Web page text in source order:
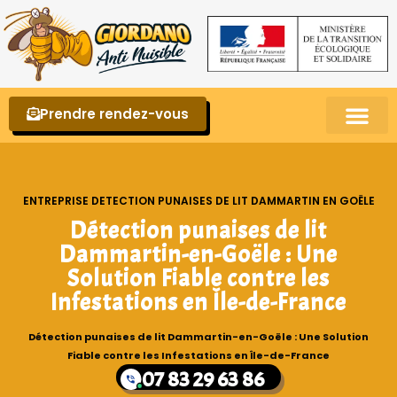
Prendre rendez-vous
ENTREPRISE DETECTION PUNAISES DE LIT DAMMARTIN EN GOËLE
Détection punaises de lit
Dammartin-en-Goële : Une
Solution Fiable contre les
Infestations en Île-de-France
Détection punaises de lit Dammartin-en-Goële : Une Solution
Fiable contre les Infestations en Île-de-France
07 83 29 63 86